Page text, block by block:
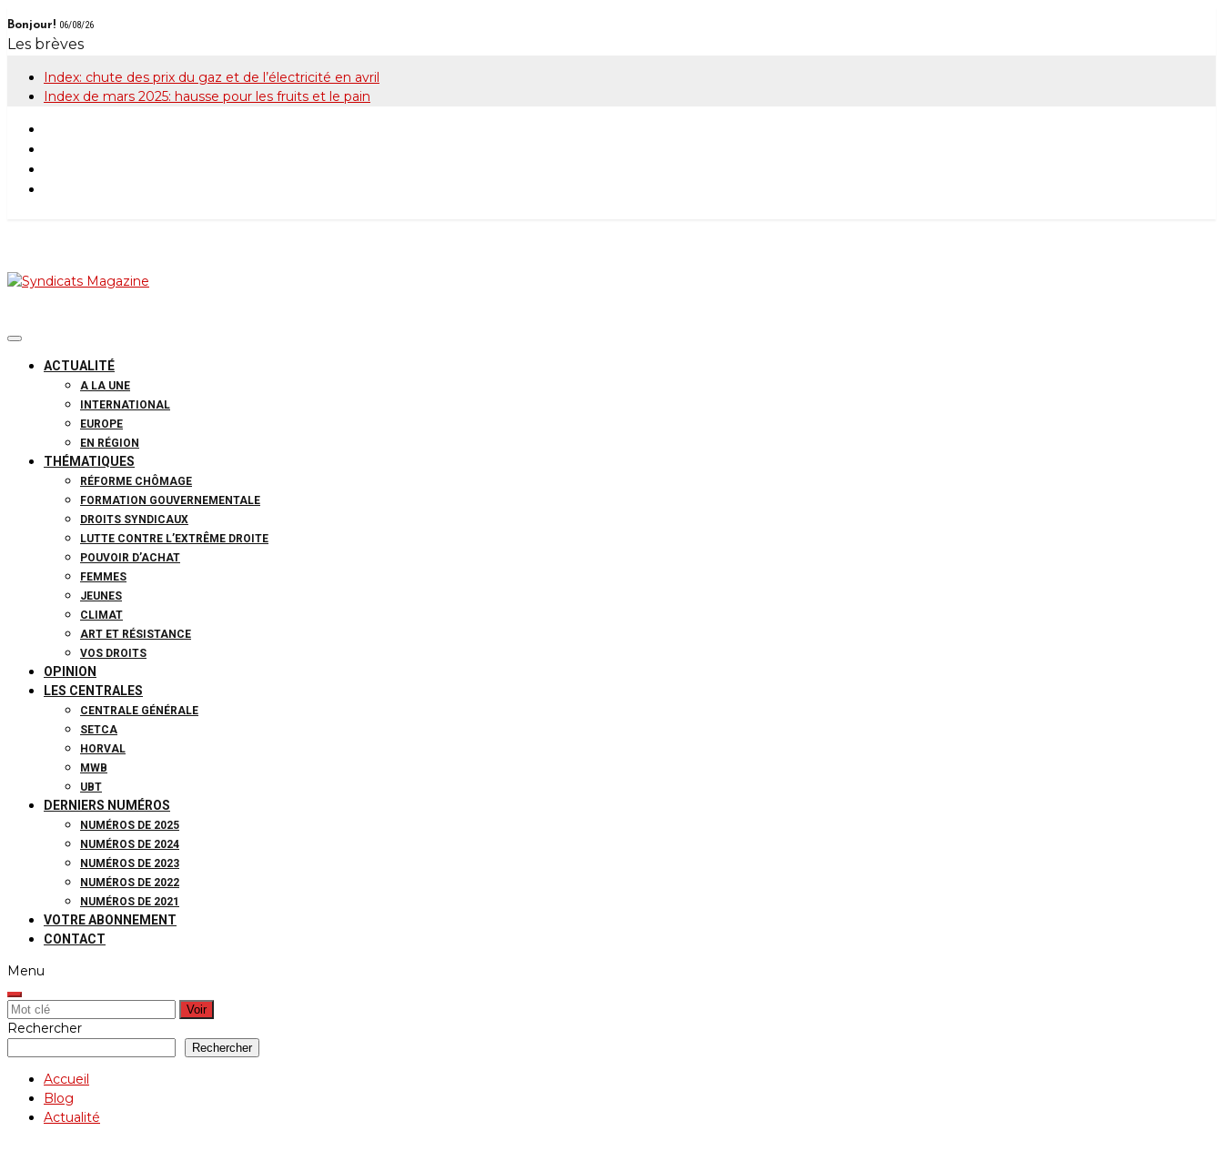
Skip
to
content
Bonjour! 06/08/26
Les brèves
Index: chute des prix du gaz et de l’électricité en avril
Index de mars 2025: hausse pour les fruits et le pain
ACTUALITÉ
A LA UNE
INTERNATIONAL
EUROPE
EN RÉGION
THÉMATIQUES
RÉFORME CHÔMAGE
FORMATION GOUVERNEMENTALE
DROITS SYNDICAUX
LUTTE CONTRE L’EXTRÊME DROITE
POUVOIR D’ACHAT
FEMMES
JEUNES
CLIMAT
ART ET RÉSISTANCE
VOS DROITS
OPINION
LES CENTRALES
CENTRALE GÉNÉRALE
SETCA
HORVAL
MWB
UBT
DERNIERS NUMÉROS
NUMÉROS DE 2025
NUMÉROS DE 2024
NUMÉROS DE 2023
NUMÉROS DE 2022
NUMÉROS DE 2021
VOTRE ABONNEMENT
CONTACT
Menu
Rechercher:
Rechercher
Rechercher
Accueil
Blog
Actualité